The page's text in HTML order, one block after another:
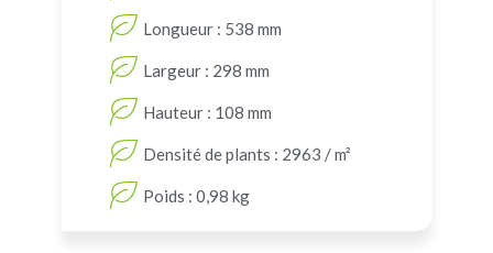
Longueur : 538 mm
Largeur : 298 mm
Hauteur : 108 mm
Densité de plants : 2963 / m²
Poids : 0,98 kg